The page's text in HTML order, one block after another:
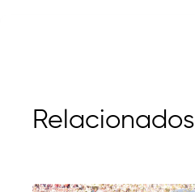
Relacionados